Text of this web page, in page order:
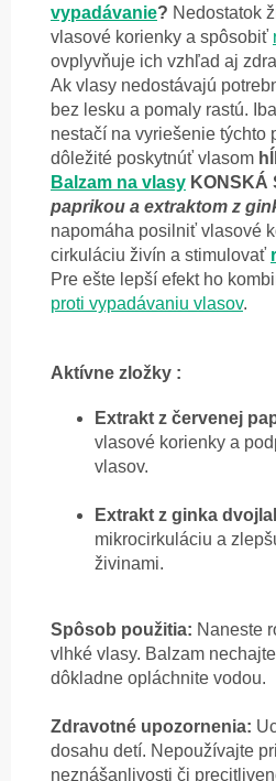
vypadávanie? Nedostatok
vlasové korienky a spôsobiť
ovplyvňuje ich vzhľad aj
Ak vlasy nedostávajú
bez lesku a pomaly rastú. Iba
nestačí na vyriešenie týchto
dôležité poskytnúť vlasom
Balzam na vlasy KONSKÁ
paprikou a extraktom z
napomáha posilniť vlasové
cirkuláciu živín a stimulovať
Pre ešte lepší efekt ho
proti vypadávaniu vlasov.
Aktívne zložky :
Extrakt z červenej
vlasové korienky a
vlasov.
Extrakt z ginka
mikrocirkuláciu a
živinami.
Spôsob použitia: Naneste
vlhké vlasy. Balzam
dôkladne opláchnite vodou.
Zdravotné upozornenia:
dosahu detí. Nepoužívajte
neznášanlivosti či